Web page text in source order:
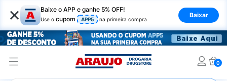
× Baixe o APP e ganhe 5% OFF!
Use o cupom APP5 na primeira compra
Baixar
0